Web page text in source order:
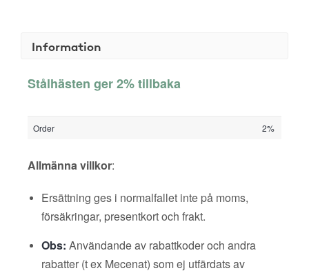
Information
Stålhästen ger 2% tillbaka
Order 2%
Allmänna villkor:
Ersättning ges i normalfallet inte på moms,
försäkringar, presentkort och frakt.
Obs: Användande av rabattkoder och andra
rabatter (t ex Mecenat) som ej utfärdats av